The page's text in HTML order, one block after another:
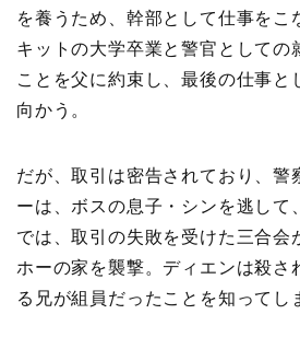
を養うため、幹部として仕事をこ
キットの大学卒業と警官としての
ことを父に約束し、最後の仕事と
向かう。
だが、取引は密告されており、警
ーは、ボスの息子・シンを逃して
では、取引の失敗を受けた三合会
ホーの家を襲撃。ディエンは殺さ
る兄が組員だったことを知ってし